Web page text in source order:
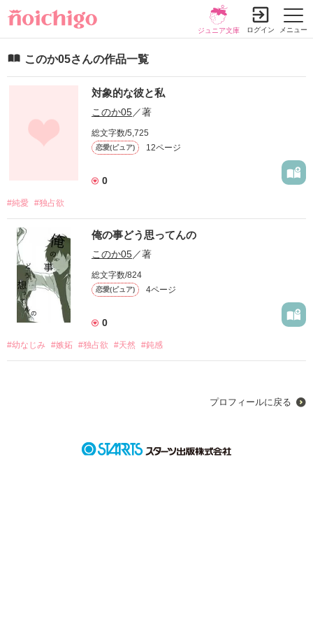
メニュー
ジュニア文庫 ログイン
このか05さんの作品一覧
対象的な彼と私
このか05／著
総文字数/5,725
恋愛(ピュア) 12ページ
0
#純愛 #独占欲
俺の事どう思ってんの
このか05／著
総文字数/824
恋愛(ピュア) 4ページ
0
#幼なじみ #嫉妬 #独占欲 #天然 #鈍感
プロフィールに戻る